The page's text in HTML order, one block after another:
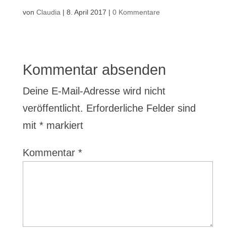
von Claudia | 8. April 2017 | 0 Kommentare
Kommentar absenden
Deine E-Mail-Adresse wird nicht
veröffentlicht. Erforderliche Felder sind
mit *markiert
Kommentar *